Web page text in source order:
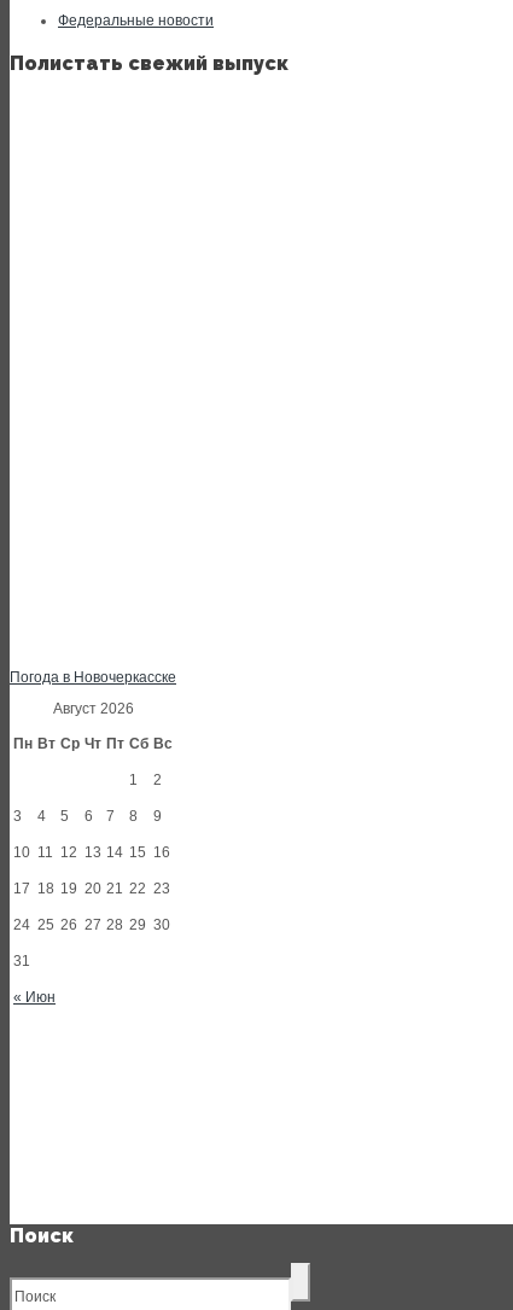
Федеральные новости
Полистать свежий выпуск
Погода в Новочеркасске
Август 2026
Пн Вт Ср Чт Пт Сб Вс
« Июн
1 2
3 4 5 6 7 8 9
10 11 12 13 14 15 16
17 18 19 20 21 22 23
24 25 26 27 28 29 30
31
Поиск